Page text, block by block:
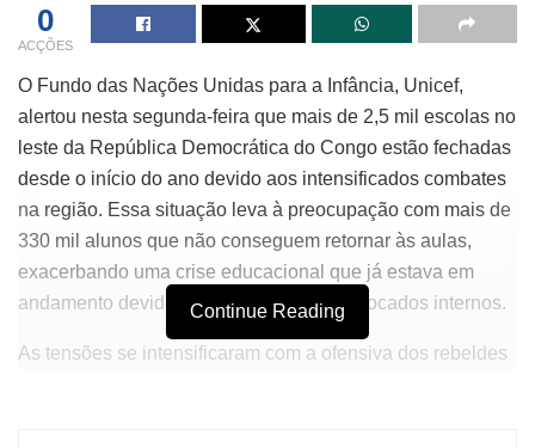
0
ACÇÕES
O Fundo das Nações Unidas para a Infância, Unicef,
alertou nesta segunda-feira que mais de 2,5 mil escolas no
leste da República Democrática do Congo estão fechadas
desde o início do ano devido aos intensificados combates
na região. Essa situação leva à preocupação com mais de
330 mil alunos que não conseguem retornar às aulas,
exacerbando uma crise educacional que já estava em
andamento devido ao movimento de deslocados internos.
As tensões se intensificaram com a ofensiva dos rebeldes
Continue Reading